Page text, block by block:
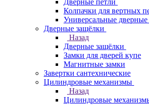
Дверные петли
Колпачки для вертных
Универсальные дверные
Дверные защёлки
Назад
Дверные защёлки
Замки для дверей купе
Магнитные замки
Завертки сантехнические
Цилиндровые механизмы
Назад
Цилиндровые